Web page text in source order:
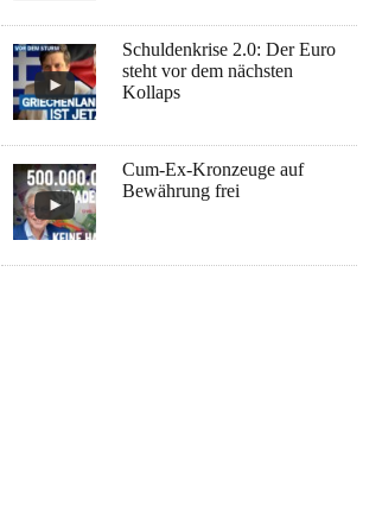
Schuldenkrise 2.0: Der Euro
steht vor dem nächsten
Kollaps
Cum-Ex-Kronzeuge auf
Bewährung frei